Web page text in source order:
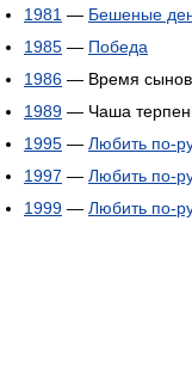
1981 — Бешеные
1985 — Победа
1986 — Время
1989 — Чаша
1995 — Любить по-
1997 — Любить по-
1999 — Любить по-